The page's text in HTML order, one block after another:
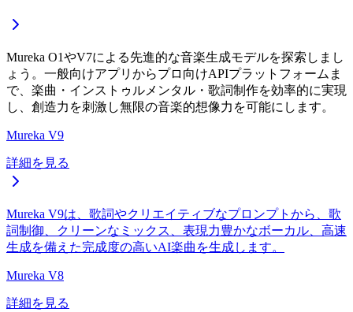
Mureka O1やV7による先進的な音楽生成モデルを探索しまし
ょう。一般向けアプリからプロ向けAPIプラットフォームま
で、楽曲・インストゥルメンタル・歌詞制作を効率的に実現
し、創造力を刺激し無限の音楽的想像力を可能にします。
Mureka V9
詳細を見る
Mureka V9は、歌詞やクリエイティブなプロンプトから、歌
詞制御、クリーンなミックス、表現力豊かなボーカル、高速
生成を備えた完成度の高いAI楽曲を生成します。
Mureka V8
詳細を見る